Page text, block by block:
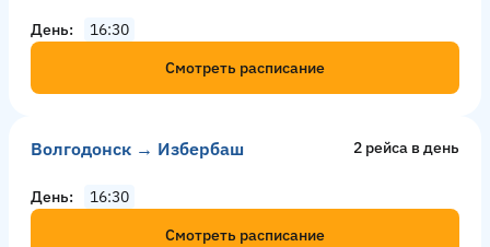
День
16:30
Смотреть расписание
Волгодонск → Избербаш 2 рейсa в день
День
16:30
Смотреть расписание